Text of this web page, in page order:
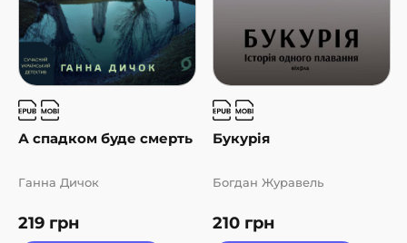
А спадком буде смерть
219 грн
Ганна Дичок
Букурія
210 грн
Богдан Журавель